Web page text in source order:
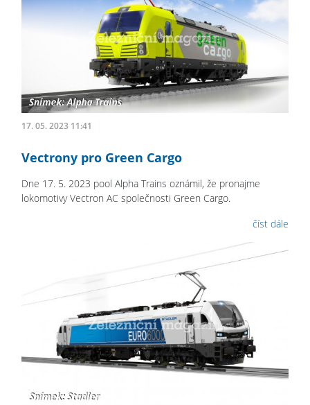
17. 05. 2023 11:41
Vectrony pro Green Cargo
Dne 17. 5. 2023 pool Alpha Trains oznámil, že pronajme
lokomotivy Vectron AC společnosti Green Cargo.
číst dále